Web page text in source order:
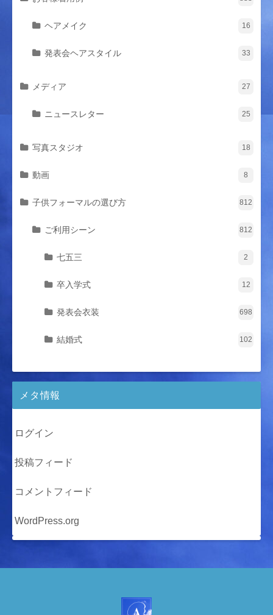
ヘアメイク 16
発表会ヘアスタイル 33
メディア 27
ニュースレター 25
写真スタジオ 18
動画 8
子供フォーマルの選び方 812
ご利用シーン 812
七五三 2
卒入学式 12
発表会衣装 698
結婚式 102
メタ情報
ログイン
投稿フィード
コメントフィード
WordPress.org